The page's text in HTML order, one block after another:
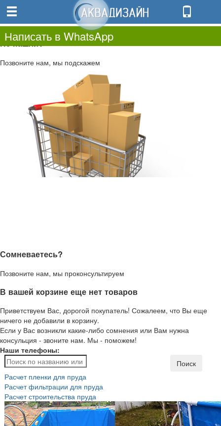
0.00
0
Не нашли?
Позвоните нам, мы подскажем
Сомневаетесь?
Позвоните нам, мы проконсультируем
В вашей корзине еще нет товаров
Приветствуем Вас, дорогой покупатель! Сожалеем, что Вы еще
ничего не добавили в корзину.
Если у Вас возникли какие-либо сомнения или Вам нужна
консульция - звоните нам. Мы - поможем!
Наши телефоны:
Написать в WhatsApp
Поиск
Расчет пленки для пруда
Расчет фильтрации для пруда
Расчет строительства пруда